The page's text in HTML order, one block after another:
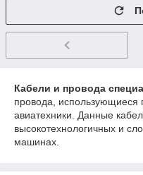
Кабели и провода
провода, использующиеся
авиатехники. Данные
высокотехнологичных и
машинах.